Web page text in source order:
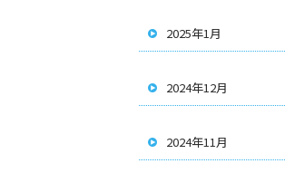
2025年1月
2024年12月
2024年11月